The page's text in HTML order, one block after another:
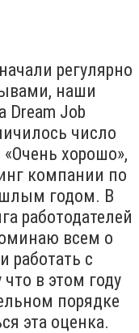
регулярно
наши
Dream Job
число
хорошо»,
компании по
годом. В
работодателей
всем о
работать с
в этом году
порядке
эта оценка.